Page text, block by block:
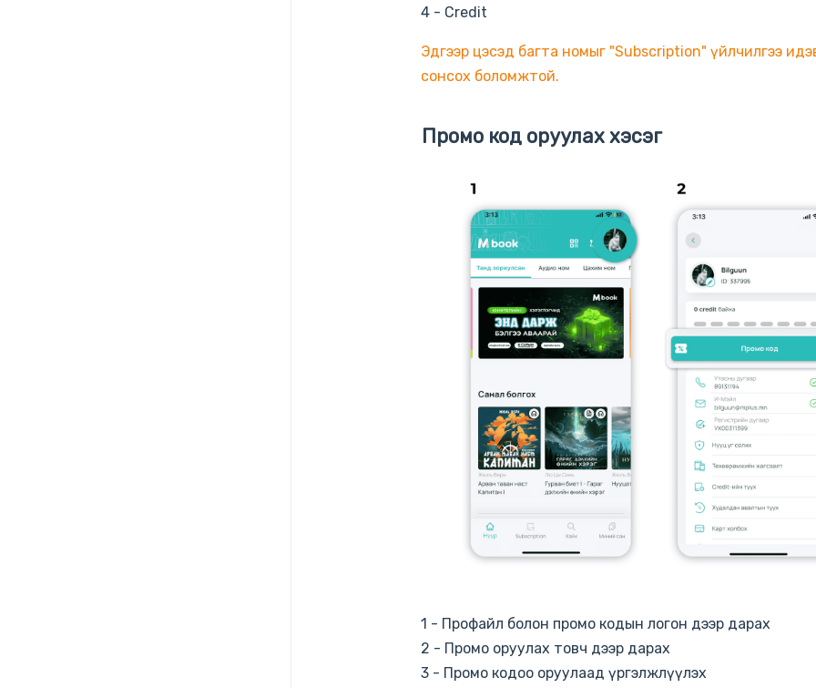
4 - Credit
Эдгээр цэсэд багта номыг "Subscription" үйлчилгээ
сонсох боломжтой.
Промо код оруулах хэсэг
1 - Профайл болон промо кодын логон дээр дарах
2 - Промо оруулах товч дээр дарах
3 - Промо кодоо оруулаад үргэлжлүүлэх